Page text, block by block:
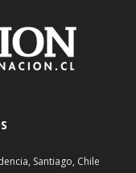
Santiago, Chile